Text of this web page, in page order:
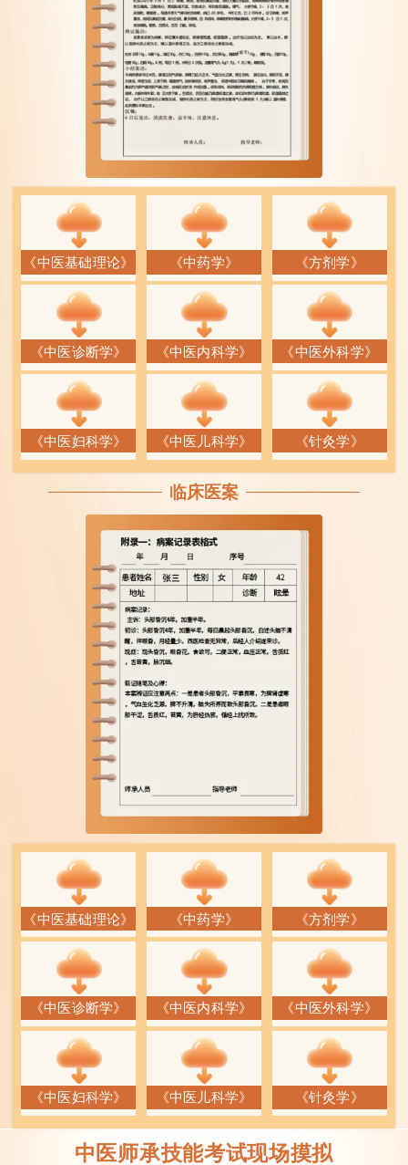
《中医基础理论》 《中药学》 《方剂学》
《中医诊断学》 《中医内科学》 《中医外科学》
《中医妇科学》 《中医儿科学》 《针灸学》
临床医案
《中医基础理论》 《中药学》 《方剂学》
《中医诊断学》 《中医内科学》 《中医外科学》
《中医妇科学》 《中医儿科学》 《针灸学》
中医师承技能考试现场摸拟